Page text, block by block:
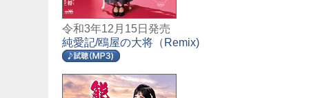
令和3年12月15日発売
純愛記/鴎屋の大将（Remix)